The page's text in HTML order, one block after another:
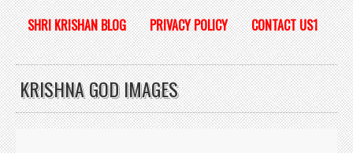
SHRI KRISHAN BLOG
PRIVACY POLICY CONTACT US1
KRISHNA GOD IMAGES